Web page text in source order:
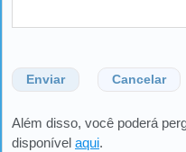
Enviar Cancelar
Além disso, você poderá
disponível aqui.